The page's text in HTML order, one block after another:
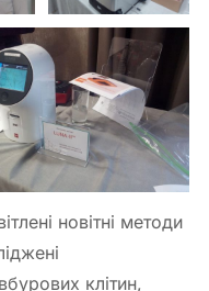
новітні методи
клітин,